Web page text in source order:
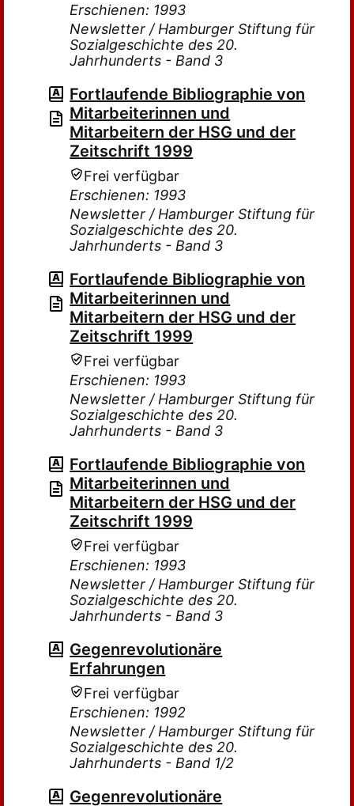
Erschienen: 1993
Newsletter / Hamburger Stiftung für
Sozialgeschichte des 20.
Jahrhunderts - Band 3
Fortlaufende Bibliographie von
Mitarbeiterinnen und
Mitarbeitern der HSG und der
Zeitschrift 1999
Frei verfügbar
Erschienen: 1993
Newsletter / Hamburger Stiftung für
Sozialgeschichte des 20.
Jahrhunderts - Band 3
Fortlaufende Bibliographie von
Mitarbeiterinnen und
Mitarbeitern der HSG und der
Zeitschrift 1999
Frei verfügbar
Erschienen: 1993
Newsletter / Hamburger Stiftung für
Sozialgeschichte des 20.
Jahrhunderts - Band 3
Fortlaufende Bibliographie von
Mitarbeiterinnen und
Mitarbeitern der HSG und der
Zeitschrift 1999
Frei verfügbar
Erschienen: 1993
Newsletter / Hamburger Stiftung für
Sozialgeschichte des 20.
Jahrhunderts - Band 3
Gegenrevolutionäre
Erfahrungen
Frei verfügbar
Erschienen: 1992
Newsletter / Hamburger Stiftung für
Sozialgeschichte des 20.
Jahrhunderts - Band 1/2
Gegenrevolutionäre